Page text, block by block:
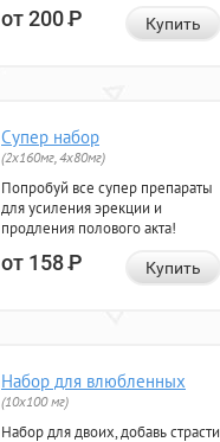
от 200Р Купить
Супер набор
(2х160мг, 4х80мг)
Попробуй все супер препараты
для усиления эрекции и
продления полового акта!
от 158Р Купить
Набор для влюбленных
(10х100 мг)
Набор для двоих, добавь страсти